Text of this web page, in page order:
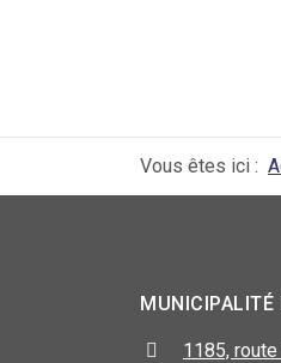
Vous êtes ici :
MUNICIPALITÉ
1185,